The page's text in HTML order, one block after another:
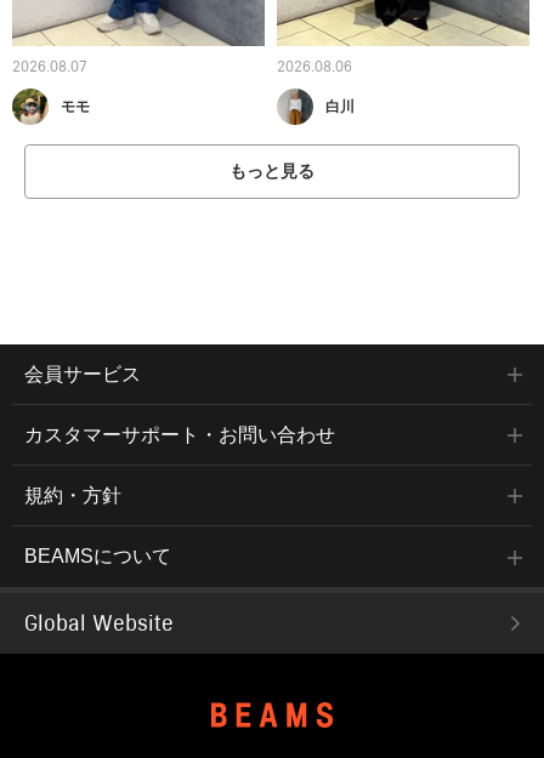
2026.08.07
モモ
2026.08.06
白川
もっと見る
会員サービス
カスタマーサポート・お問い合わせ
規約・方針
BEAMSについて
Global Website